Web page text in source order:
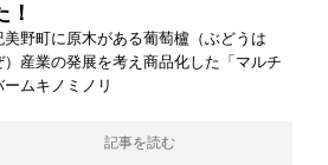
！
美野町に原木がある葡萄櫨（ぶどうは
）産業の発展を考え商品化した「マルチ
ームキノミノリ
記事を読む